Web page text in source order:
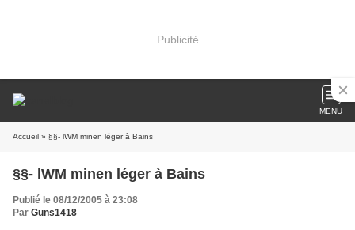
Publicité
MENU
Accueil » §§- lWM minen léger à Bains
§§- lWM minen léger à Bains
Publié le 08/12/2005 à 23:08
Par Guns1418